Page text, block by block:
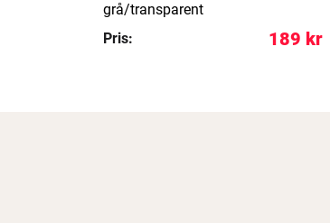
grå/transparent
Pris:
189 kr